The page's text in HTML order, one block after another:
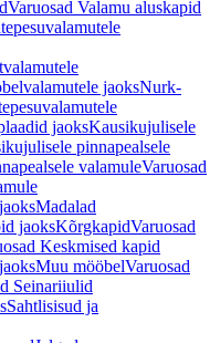
Varuosad Valamu aluskapid
jaoksNurk-
jaoksKausikujulisele
pinnapealsele
valamuleVaruosad
Madalad
jaoksKõrgkapidVaruosad
Keskmised kapid
Muu mööbelVaruosad
Seinariiulid
Sahtlisisud ja